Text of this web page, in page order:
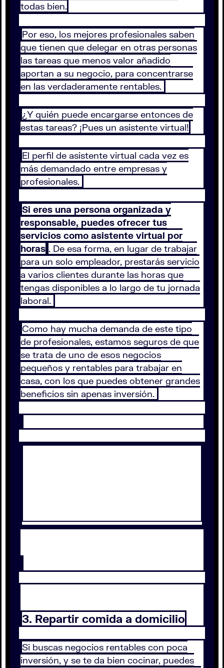
todas bien.
Por eso, los mejores profesionales saben
que tienen que delegar en otras personas
las tareas que menos valor añadido
aportan a su negocio, para concentrarse
en las verdaderamente rentables.
¿Y quién puede encargarse entonces de
estas tareas? ¡Pues un asistente virtual!
El perfil de asistente virtual cada vez es
más demandado entre empresas y
profesionales.
Si eres una persona organizada y
responsable, puedes ofrecer tus
servicios como asistente virtual por
horas . De esa forma, en lugar de trabajar
para un solo empleador, prestarás servicio
a varios clientes durante las horas que
tengas disponibles a lo largo de tu jornada
laboral.
Como hay mucha demanda de este tipo
de profesionales, estamos seguros de que
se trata de uno de esos negocios
pequeños y rentables para trabajar en
casa, con los que puedes obtener grandes
beneficios sin apenas inversión.
3. Repartir comida a domicilio
Si buscas negocios rentables con poca
inversión, y se te da bien cocinar, puedes